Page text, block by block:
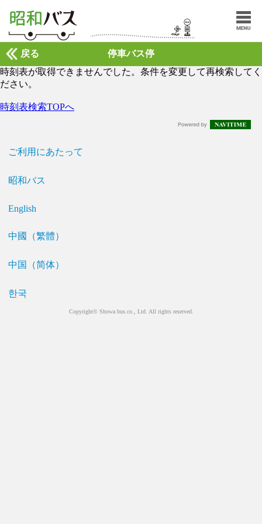
停車バス停
戻る
時刻表が取得できませんでした。条件を変更して再検索してく
ださい。
時刻表検索TOPへ
ご利用にあたって
昭和バス
English
中國（繁體）
中国（简体）
한국
Copyright© Showa bus.co., Ltd. All rights reserved.